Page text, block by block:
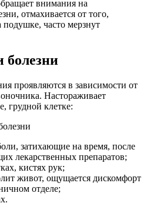
внимания на
отмахивается от того,
подушке, часто мерзнут
болезни
проявляются в зависимости от
Настораживает
грудной клетке:
затихающие на время, после
лекарственных препаратов;
кистях рук;
живот, ощущается дискомфорт
отделе;